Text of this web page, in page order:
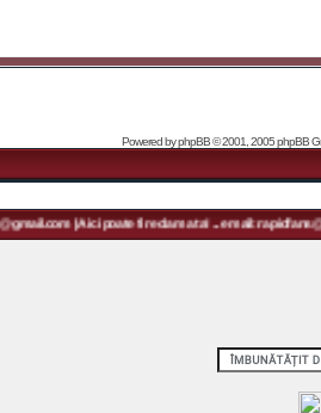
Powered byphpBB© 2001, 2005 phpBB
poate fi reclama ta! ... email: rapidfans@gmail.com